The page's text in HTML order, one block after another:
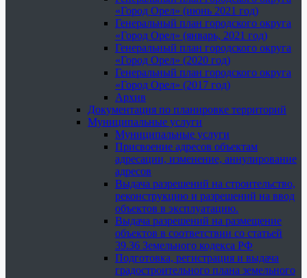
«Город Орел» (июнь 2021 год)
Генеральный план городского округа
«Город Орел» (январь, 2021 год)
Генеральный план городского округа
«Город Орел» (2020 год)
Генеральный план городского округа
«Город Орел» (2017 год)
Архив
Документация по планировке территорий
Муниципальные услуги
Муниципальные услуги
Присвоение адресов объектам
адресации, изменение, аннулирование
адресов
Выдача разрешений на строительство,
реконструкцию и разрешений на ввод
объектов в эксплуатацию.
Выдача разрешений на размещение
объектов в соответствии со статьей
39.36 Земельного кодекса РФ
Подготовка, регистрация и выдача
градостроительного плана земельного